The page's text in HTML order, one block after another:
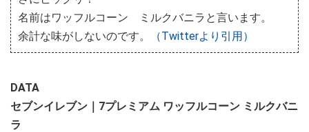
名前はワッフルコーン ミルクバニラと言います。
余計な味がしないのです。
（Twitterより引用）
DATA
セブンイレブン｜7プレミアム ワッフルコーン ミルクバニ
ラ